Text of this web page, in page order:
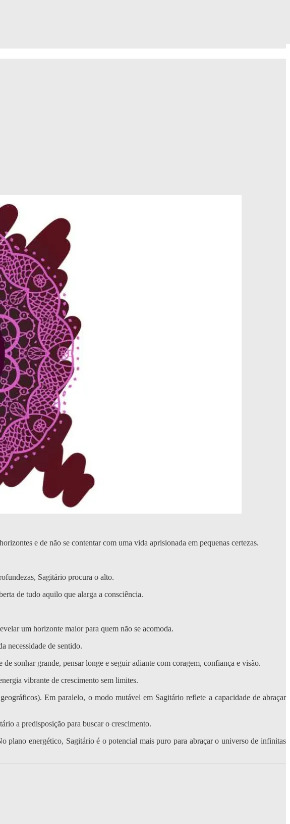
e de não se contentar com uma vida aprisionada em pequenas certezas.
Sagitário procura o alto.
de tudo aquilo que alarga a consciência.
um horizonte maior para quem não se acomoda.
necessidade de sentido.
sonhar grande, pensar longe e seguir adiante com coragem, confiança e visão.
vibrante de crescimento sem limites.
Em paralelo, o modo mutável em Sagitário reflete a capacidade de abraçar
a predisposição para buscar o crescimento.
energético, Sagitário é o potencial mais puro para abraçar o universo de infinitas